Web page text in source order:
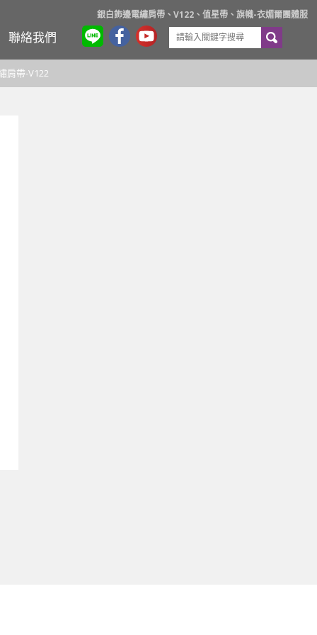
銀白飾邊電繡肩帶、V122、值星帶、旗幟-衣媚爾團體服
聯絡我們
肩帶-V122